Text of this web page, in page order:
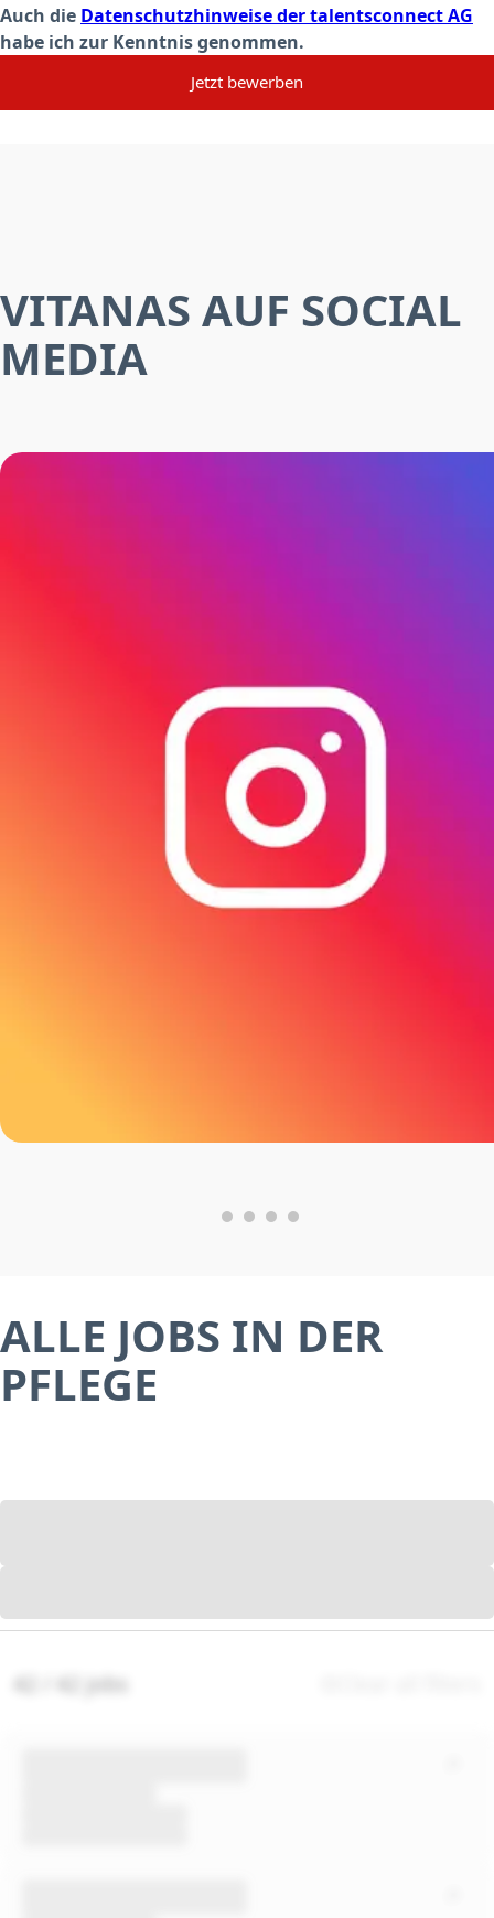
Auch die Datenschutzhinweise der talentsconnect AG
habe ich zur Kenntnis genommen.
Jetzt bewerben
VITANAS AUF SOCIAL
MEDIA
ALLE JOBS IN DER
PFLEGE
42 / 42 jobs